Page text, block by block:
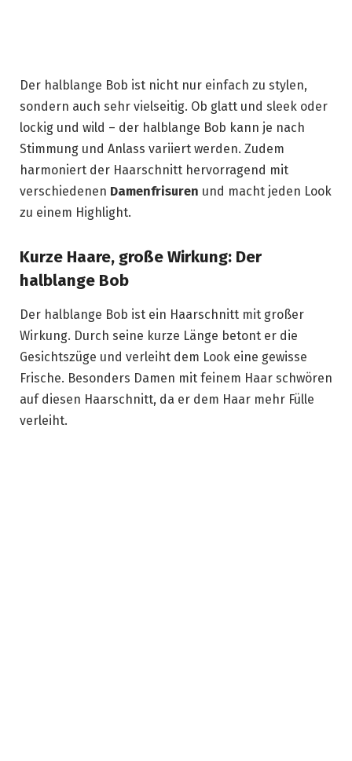
Der halblange Bob ist nicht nur einfach zu stylen,
sondern auch sehr vielseitig. Ob glatt und sleek oder
lockig und wild – der halblange Bob kann je nach
Stimmung und Anlass variiert werden. Zudem
harmoniert der Haarschnitt hervorragend mit
verschiedenen Damenfrisuren und macht jeden Look
zu einem Highlight.
Kurze Haare, große Wirkung: Der
halblange Bob
Der halblange Bob ist ein Haarschnitt mit großer
Wirkung. Durch seine kurze Länge betont er die
Gesichtszüge und verleiht dem Look eine gewisse
Frische. Besonders Damen mit feinem Haar schwören
auf diesen Haarschnitt, da er dem Haar mehr Fülle
verleiht.